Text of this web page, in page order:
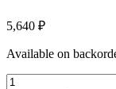
5,640 ₽
Available on
ENERGY